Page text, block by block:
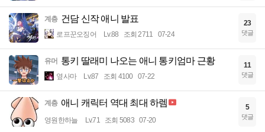
계층 건담 신작 애니 발표
로프꾼오징어 Lv.88 조회 2711 07-24
23
댓글
유머 통키 딸래미 나오는 애니 통키엄마 근황
옆사마 Lv.87 조회 4100 07-22
11
댓글
계층 애니 캐릭터 역대 최대 하렘
영원한하늘 Lv.71 조회 5083 07-20
5
댓글